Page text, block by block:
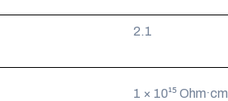
2.1
1 × 10¹⁵ Ohm·cm